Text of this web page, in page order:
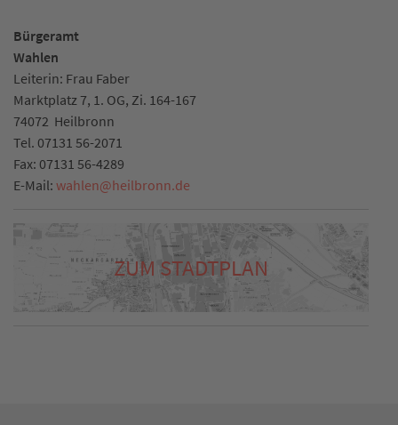
Bürgeramt
Wahlen
Leiterin: Frau Faber
Marktplatz 7, 1. OG, Zi. 164-167
74072 Heilbronn
Tel. 07131 56-2071
Fax: 07131 56-4289
E-Mail: wahlen@heilbronn.de
ZUM STADTPLAN